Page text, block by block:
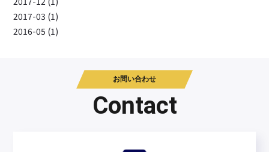
2017-03 (1)
2016-05 (1)
お問い合わせ
Contact